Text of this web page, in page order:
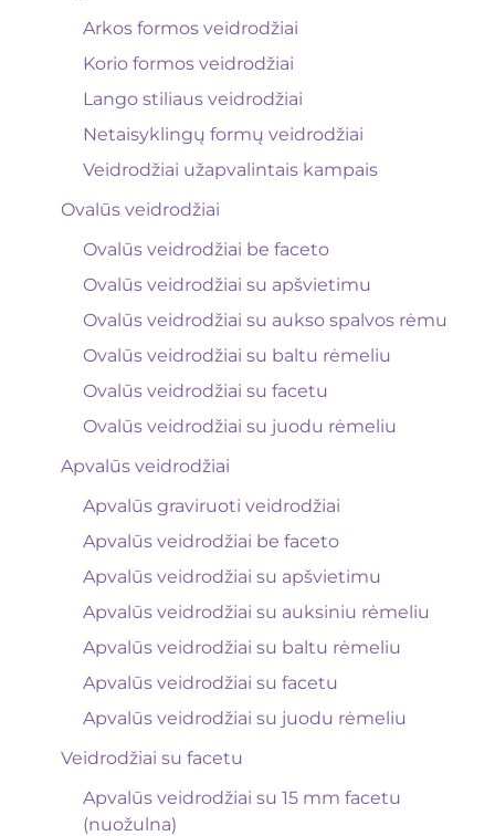
Arkos formos veidrodžiai
Korio formos veidrodžiai
Lango stiliaus veidrodžiai
Netaisyklingų formų veidrodžiai
Veidrodžiai užapvalintais kampais
Ovalūs veidrodžiai
Ovalūs veidrodžiai be faceto
Ovalūs veidrodžiai su apšvietimu
Ovalūs veidrodžiai su aukso spalvos rėmu
Ovalūs veidrodžiai su baltu rėmeliu
Ovalūs veidrodžiai su facetu
Ovalūs veidrodžiai su juodu rėmeliu
Apvalūs veidrodžiai
Apvalūs graviruoti veidrodžiai
Apvalūs veidrodžiai be faceto
Apvalūs veidrodžiai su apšvietimu
Apvalūs veidrodžiai su auksiniu rėmeliu
Apvalūs veidrodžiai su baltu rėmeliu
Apvalūs veidrodžiai su facetu
Apvalūs veidrodžiai su juodu rėmeliu
Veidrodžiai su facetu
Apvalūs veidrodžiai su 15 mm facetu
(nuožulna)